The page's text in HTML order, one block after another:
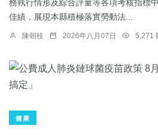
務執行情形及綜合評量等各項考核指標
佳績，展現本縣積極落實勞動法...
陳朝枝 2026年八月07日 5,271
健康